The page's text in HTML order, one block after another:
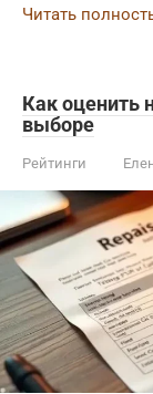
Читать
Как оценить
выборе
Рейтинги